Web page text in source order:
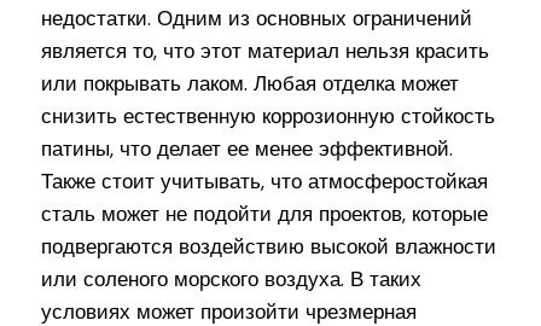
недостатки. Одним из основных ограничений
является то, что этот материал нельзя красить
или покрывать лаком. Любая отделка может
снизить естественную коррозионную стойкость
патины, что делает ее менее эффективной.
Также стоит учитывать, что атмосферостойкая
сталь может не подойти для проектов, которые
подвергаются воздействию высокой влажности
или соленого морского воздуха. В таких
условиях может произойти чрезмерная